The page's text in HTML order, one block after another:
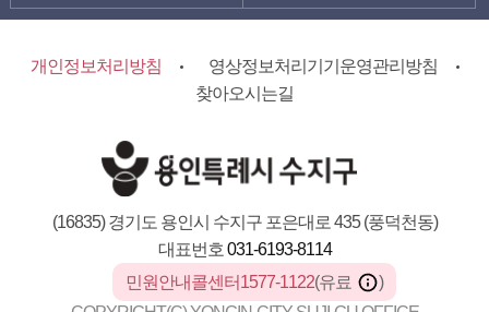
개인정보처리방침
영상정보처리기기운영관리방침
찾아오시는길
(16835) 경기도 용인시 수지구 포은대로 435 (풍덕천동)
대표번호 031-6193-8114
민원안내콜센터1577-1122(유료
)